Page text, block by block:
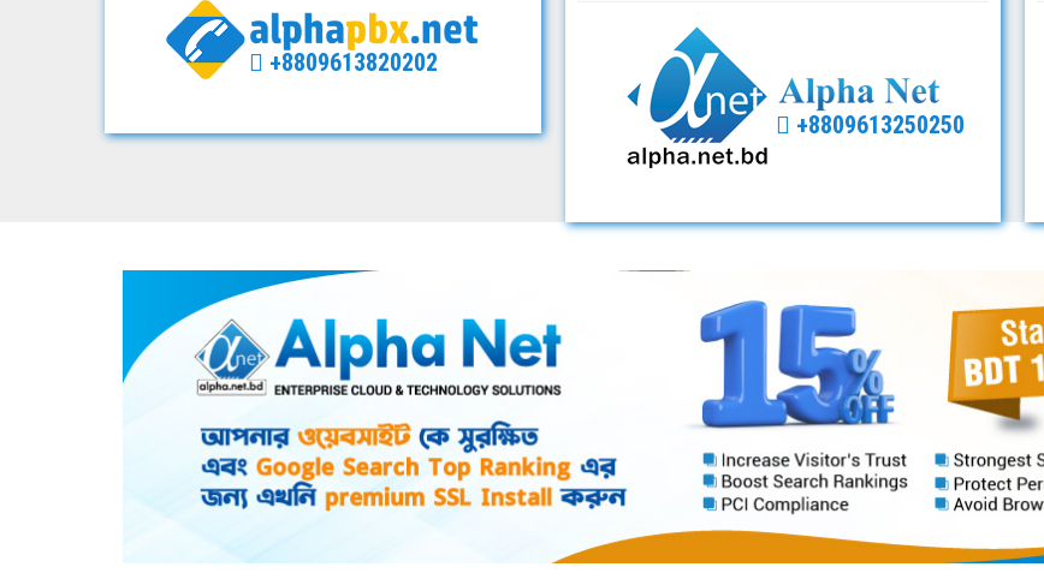
+8809613820202
+8809613250250